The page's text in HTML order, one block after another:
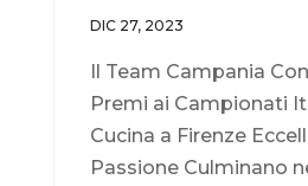
DIC 27, 2023
Il Team Campania
Premi ai Campionati
Cucina a Firenze
Passione Culminano